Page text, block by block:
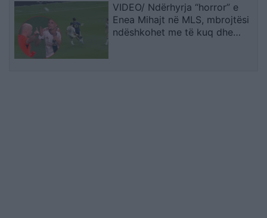
VIDEO/ Ndërhyrja “horror” e
Enea Mihajt në MLS, mbrojtësi
ndëshkohet me të kuq dhe